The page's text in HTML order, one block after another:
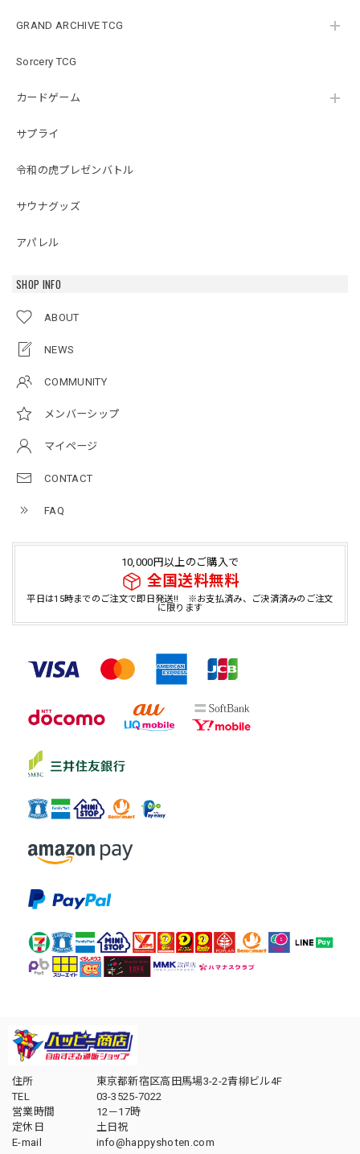
GRAND ARCHIVE TCG
Sorcery TCG
カードゲーム
サプライ
令和の虎プレゼンバトル
サウナグッズ
アパレル
SHOP INFO
ABOUT
NEWS
COMMUNITY
メンバーシップ
マイページ
CONTACT
FAQ
10,000円以上のご購入で
全国送料無料
平日は15時までのご注文で即日発送!! ※お支払済み、ご決済済みのご注文
に限ります
住所
東京都新宿区高田馬場3-2-2青柳ビル4F
TEL
03-3525-7022
営業時間
12－17時
定休日
土日祝
E-mail
info@happyshoten.com